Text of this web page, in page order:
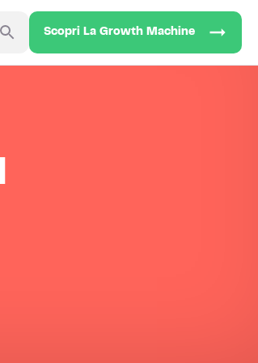
Scopri La Growth Machine